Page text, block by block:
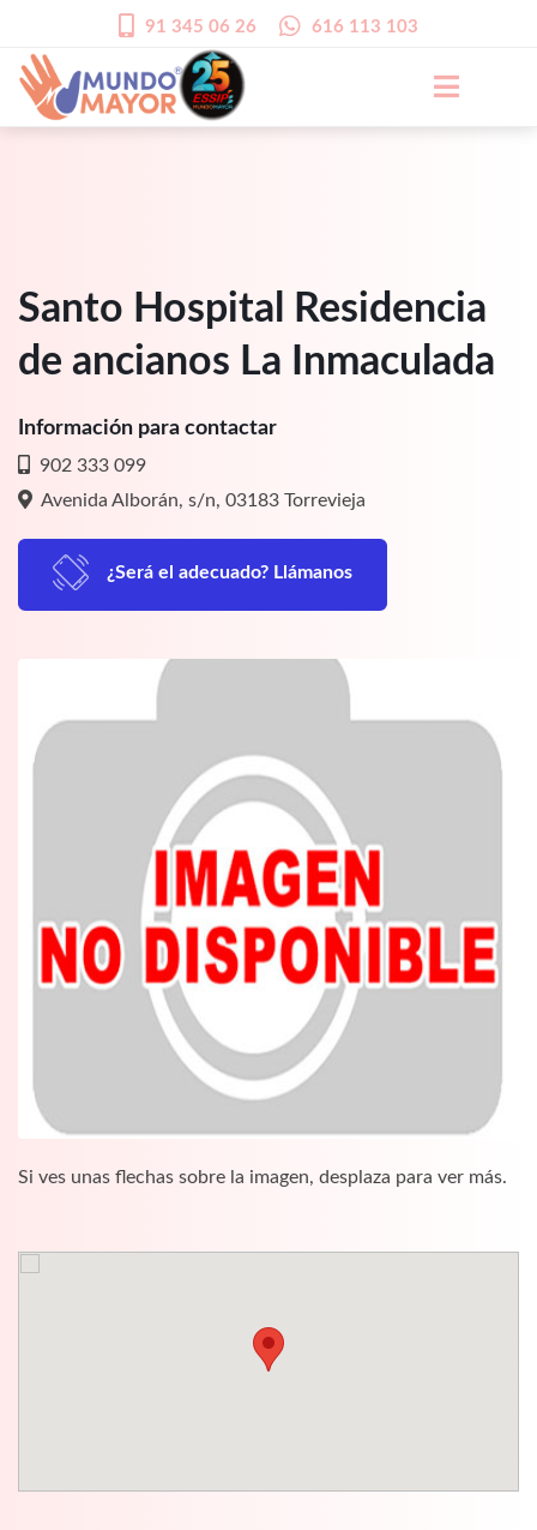
91 345 06 26 616 113 103
Santo Hospital Residencia
de ancianos La Inmaculada
Información para contactar
902 333 099
Avenida Alborán, s/n, 03183 Torrevieja
¿Será el adecuado? Llámanos
Si ves unas flechas sobre la imagen, desplaza para ver más.